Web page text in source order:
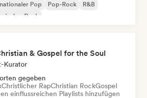
Pop Pop-Rock
R&B
Rock
& Gospel for the Soul
Kurator
gegeben
Christlicher RapChristian RockGospel
einflussreichen Playlists hinzufügen